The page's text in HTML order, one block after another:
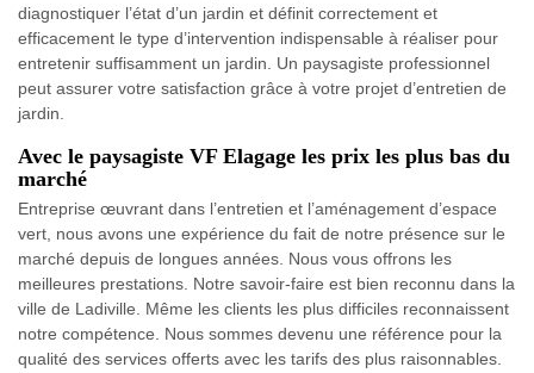
diagnostiquer l’état d’un jardin et définit correctement et
efficacement le type d’intervention indispensable à réaliser pour
entretenir suffisamment un jardin. Un paysagiste professionnel
peut assurer votre satisfaction grâce à votre projet d’entretien de
jardin.
Avec le paysagiste VF Elagage les prix les plus bas du
marché
Entreprise œuvrant dans l’entretien et l’aménagement d’espace
vert, nous avons une expérience du fait de notre présence sur le
marché depuis de longues années. Nous vous offrons les
meilleures prestations. Notre savoir-faire est bien reconnu dans la
ville de Ladiville. Même les clients les plus difficiles reconnaissent
notre compétence. Nous sommes devenu une référence pour la
qualité des services offerts avec les tarifs des plus raisonnables.